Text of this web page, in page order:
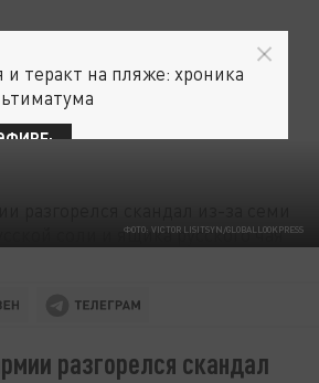
ФОТО: VICTOR LISITSYN/GLOBALLOOKPRESS
разгорелся скандал
теракт на пляже: хроника